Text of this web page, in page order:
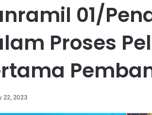
01/
Proses
22, 2023